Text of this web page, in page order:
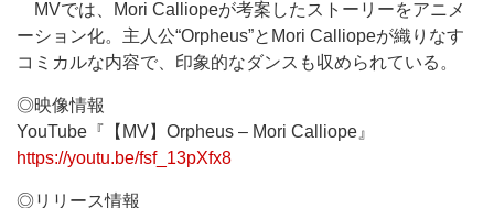
MVでは、Mori Calliopeが考案したストーリーをアニメ
ーション化。主人公“Orpheus”とMori Calliopeが織りなす
コミカルな内容で、印象的なダンスも収められている。
◎映像情報
YouTube『【MV】Orpheus – Mori Calliope』
https://youtu.be/fsf_13pXfx8
◎リリース情報